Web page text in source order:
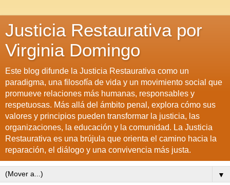
Justicia Restaurativa por
Virginia Domingo
Este blog difunde la Justicia Restaurativa como un
paradigma, una filosofía de vida y un movimiento social que
promueve relaciones más humanas, responsables y
respetuosas. Más allá del ámbito penal, explora cómo sus
valores y principios pueden transformar la justicia, las
organizaciones, la educación y la comunidad. La Justicia
Restaurativa es una brújula que orienta el camino hacia la
reparación, el diálogo y una convivencia más justa.
▼